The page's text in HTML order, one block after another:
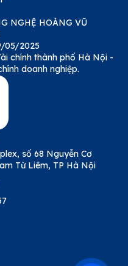
NGHỆ HOÀNG VŨ
05/2025
chính thành phố Hà Nội -
doanh nghiệp.
số 68 Nguyễn Cơ
Từ Liêm, TP Hà Nội